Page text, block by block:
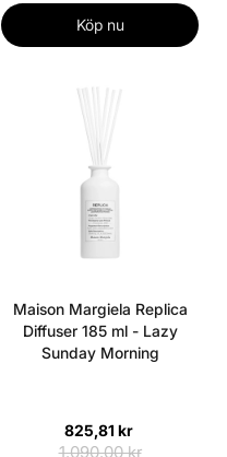
Köp nu
Maison Margiela Replica
Diffuser 185 ml - Lazy
Sunday Morning
825,81 kr
1.090,00 kr